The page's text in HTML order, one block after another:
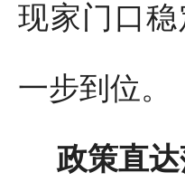
现家门口
一步到位。
政策直